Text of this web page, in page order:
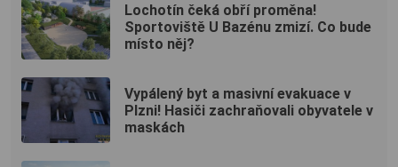
Lochotín čeká obří proměna!
Sportoviště U Bazénu zmizí. Co bude
místo něj?
Vypálený byt a masivní evakuace v
Plzni! Hasiči zachraňovali obyvatele v
maskách